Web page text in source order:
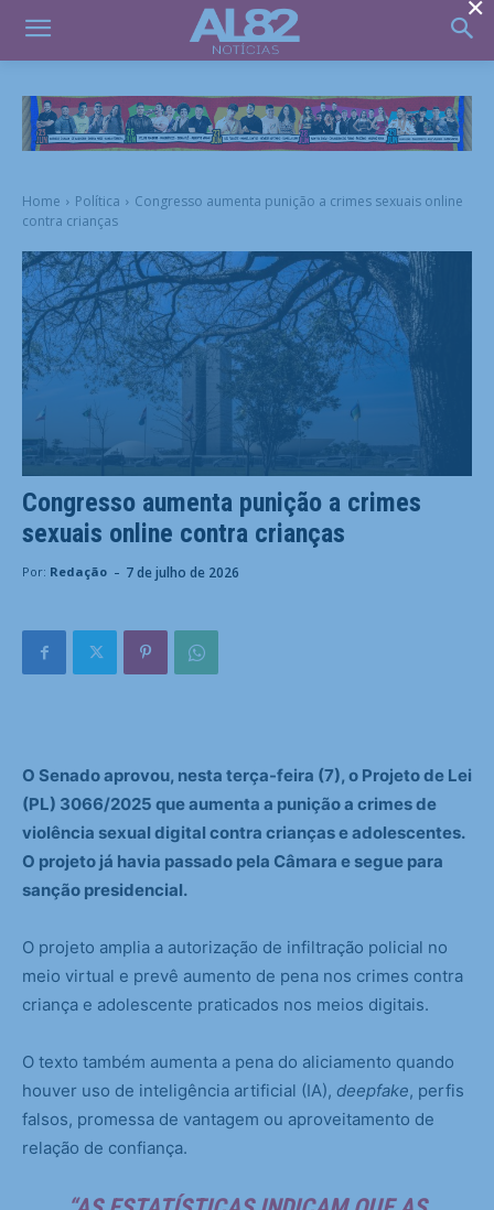
Home Política
Congresso aumenta punição a crimes sexuais online
contra crianças
Congresso aumenta punição a crimes
sexuais online contra crianças
Por: Redação - 7 de julho de 2026
O Senado aprovou, nesta terça-feira (7), o Projeto de Lei
(PL) 3066/2025 que aumenta a punição a crimes de
violência sexual digital contra crianças e adolescentes.
O projeto já havia passado pela Câmara e segue para
sanção presidencial.
O projeto amplia a autorização de infiltração policial no
meio virtual e prevê aumento de pena nos crimes contra
criança e adolescente praticados nos meios digitais.
O texto também aumenta a pena do aliciamento quando
houver uso de inteligência artificial (IA), deepfake, perfis
falsos, promessa de vantagem ou aproveitamento de
relação de confiança.